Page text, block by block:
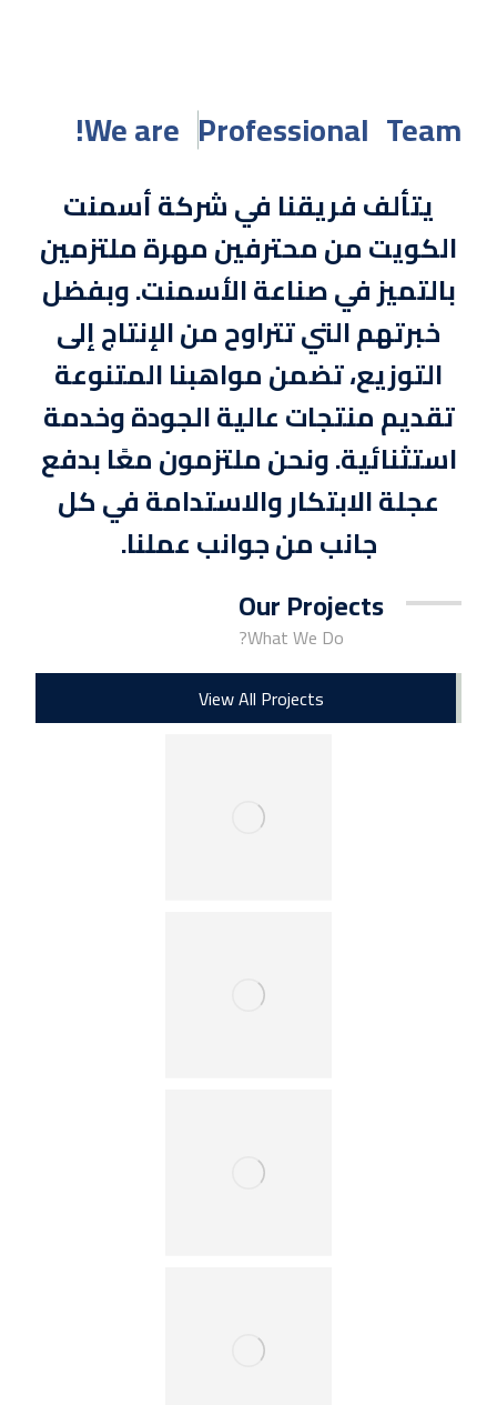
We are Professional Team!
يتألف فريقنا في شركة أسمنت
الكويت من محترفين مهرة ملتزمين
بالتميز في صناعة الأسمنت. وبفضل
خبرتهم التي تتراوح من الإنتاج إلى
التوزيع، تضمن مواهبنا المتنوعة
تقديم منتجات عالية الجودة وخدمة
استثنائية. ونحن ملتزمون معًا بدفع
عجلة الابتكار والاستدامة في كل
جانب من جوانب عملنا.
Our Projects
What We Do?
View All Projects